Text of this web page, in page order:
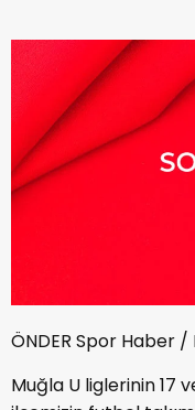
ÖNDER Spor Haber /
Muğla U liglerinin 17